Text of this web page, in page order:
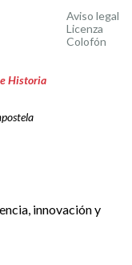
Aviso legal
Licenza
Colofón
Historia